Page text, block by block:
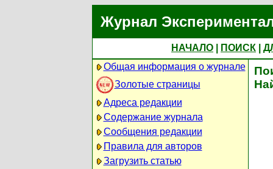
Журнал
НАЧАЛО ПОИСК
Общая информация о журнале
Золотые страницы
Адреса редакции
Содержание журнала
Сообщения редакции
Правила для авторов
Загрузить статью